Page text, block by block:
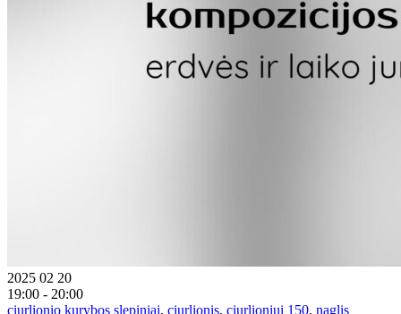
2025 02 20
19:00 - 20:00
ciurlionio kurybos slepiniai, ciurlionis, ciurlioniui 150, naglis